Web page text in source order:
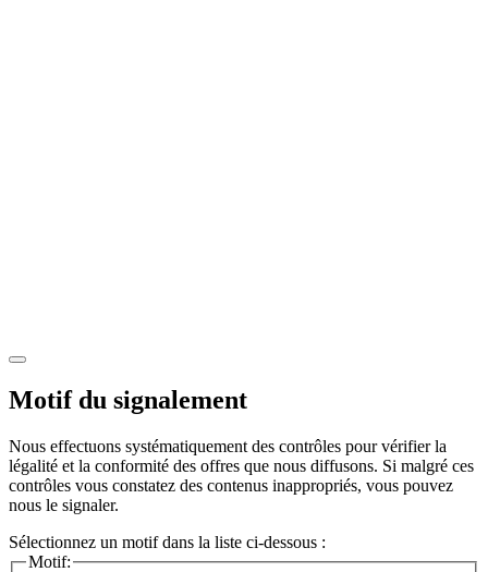
Motif du signalement
Nous effectuons systématiquement des contrôles pour vérifier la
légalité et la conformité des offres que nous diffusons. Si malgré ces
contrôles vous constatez des contenus inappropriés, vous pouvez
nous le signaler.
Sélectionnez un motif dans la liste ci-dessous :
Motif: